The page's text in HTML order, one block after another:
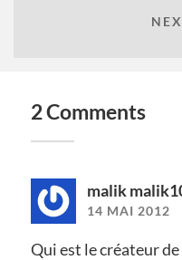
2 Comments
malik
14 MAI 2012
Qui est le créateur